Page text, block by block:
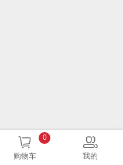
购物车
0
我的